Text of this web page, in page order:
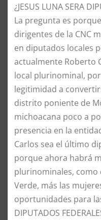
​¿JESUS LUNA SERA
​La pregunta es
dirigentes de la CNC
en diputados locales
actualmente Roberto
local plurinominal,
legitimidad a
distrito poniente de
michoacana poco a
presencia en la
Carlos sea el último
porque ahora habrá
plurinominales, como
Verde, más las
oportunidades para
​DIPUTADOS